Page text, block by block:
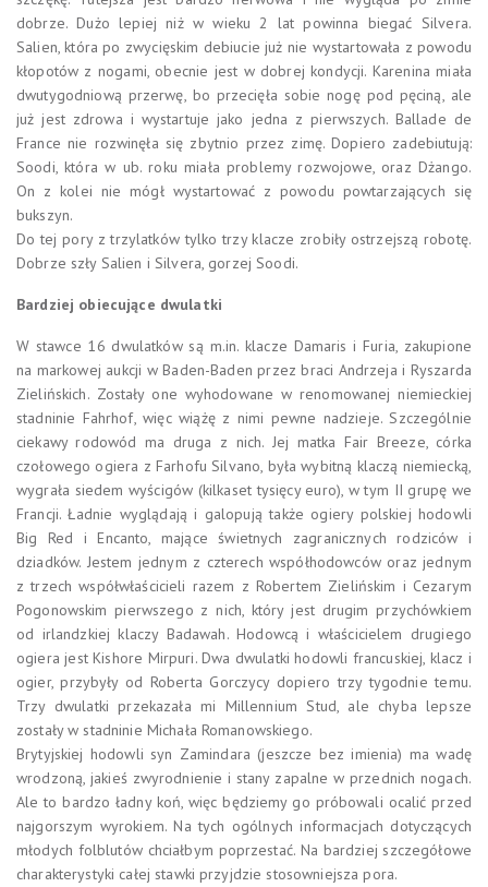
dobrze. Dużo lepiej niż w wieku 2 lat powinna biegać Silvera.
Salien, która po zwycięskim debiucie już nie wystartowała z powodu
kłopotów z nogami, obecnie jest w dobrej kondycji. Karenina miała
dwutygodniową przerwę, bo przecięła sobie nogę pod pęciną, ale
już jest zdrowa i wystartuje jako jedna z pierwszych. Ballade de
France nie rozwinęła się zbytnio przez zimę. Dopiero zadebiutują:
Soodi, która w ub. roku miała problemy rozwojowe, oraz Dżango.
On z kolei nie mógł wystartować z powodu powtarzających się
bukszyn.
Do tej pory z trzylatków tylko trzy klacze zrobiły ostrzejszą robotę.
Dobrze szły Salien i Silvera, gorzej Soodi.
Bardziej obiecujące dwulatki
W stawce 16 dwulatków są m.in. klacze Damaris i Furia, zakupione
na markowej aukcji w Baden-Baden przez braci Andrzeja i Ryszarda
Zielińskich. Zostały one wyhodowane w renomowanej niemieckiej
stadninie Fahrhof, więc wiążę z nimi pewne nadzieje. Szczególnie
ciekawy rodowód ma druga z nich. Jej matka Fair Breeze, córka
czołowego ogiera z Farhofu Silvano, była wybitną klaczą niemiecką,
wygrała siedem wyścigów (kilkaset tysięcy euro), w tym II grupę we
Francji. Ładnie wyglądają i galopują także ogiery polskiej hodowli
Big Red i Encanto, mające świetnych zagranicznych rodziców i
dziadków. Jestem jednym z czterech współhodowców oraz jednym
z trzech współwłaścicieli razem z Robertem Zielińskim i Cezarym
Pogonowskim pierwszego z nich, który jest drugim przychówkiem
od irlandzkiej klaczy Badawah. Hodowcą i właścicielem drugiego
ogiera jest Kishore Mirpuri. Dwa dwulatki hodowli francuskiej, klacz i
ogier, przybyły od Roberta Gorczycy dopiero trzy tygodnie temu.
Trzy dwulatki przekazała mi Millennium Stud, ale chyba lepsze
zostały w stadninie Michała Romanowskiego.
Brytyjskiej hodowli syn Zamindara (jeszcze bez imienia) ma wadę
wrodzoną, jakieś zwyrodnienie i stany zapalne w przednich nogach.
Ale to bardzo ładny koń, więc będziemy go próbowali ocalić przed
najgorszym wyrokiem. Na tych ogólnych informacjach dotyczących
młodych folblutów chciałbym poprzestać. Na bardziej szczegółowe
charakterystyki całej stawki przyjdzie stosowniejsza pora.